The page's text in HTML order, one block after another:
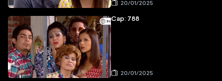
20/01/2025
Cap: 788
20/01/2025